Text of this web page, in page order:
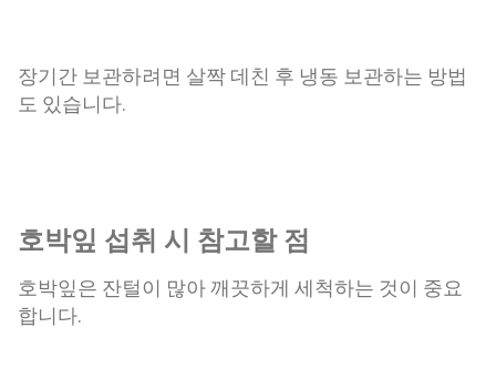
장기간 보관하려면 살짝 데친 후 냉동 보관하는 방법
도 있습니다.
호박잎 섭취 시 참고할 점
호박잎은 잔털이 많아 깨끗하게 세척하는 것이 중요
합니다.